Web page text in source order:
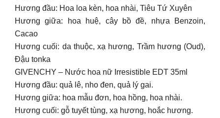
Hương đầu: Hoa loa kèn, hoa nhài, Tiêu Tứ Xuyên
Hương giữa: hoa huệ, cây bồ đề, nhựa Benzoin,
Cacao
Hương cuối: da thuộc, xạ hương, Trầm hương (Oud),
Đậu tonka
GIVENCHY – Nước hoa nữ Irresistible EDT 35ml
Hương đầu: quả lê, nho đen, quả lý gai.
Hương giữa: hoa mẫu đơn, hoa hồng, hoa nhài.
Hương cuối: gỗ tuyết tùng, xạ hương, hoắc hương.